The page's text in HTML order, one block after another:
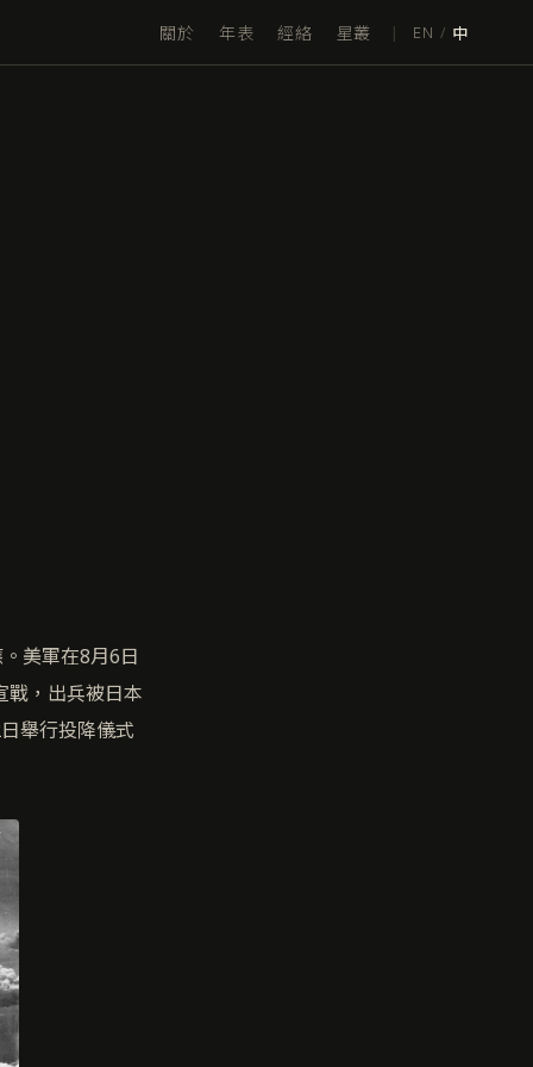
關於 年表 經絡 星叢 | EN / 中
美軍在8月6日
戰，出兵被日本
舉行投降儀式